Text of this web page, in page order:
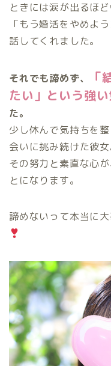
ときには涙が出るほ
「もう婚活をやめよ
話してくれました。
それでも諦めず、
「
たい」という強
た。
少し休んで気持ちを
会いに挑み続けた彼女
その努力と素直な心
とになります。
諦めないって本当に